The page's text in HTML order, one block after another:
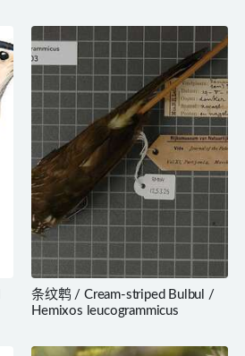
条纹鹎 / Cream-striped Bulbul /
Hemixos leucogrammicus